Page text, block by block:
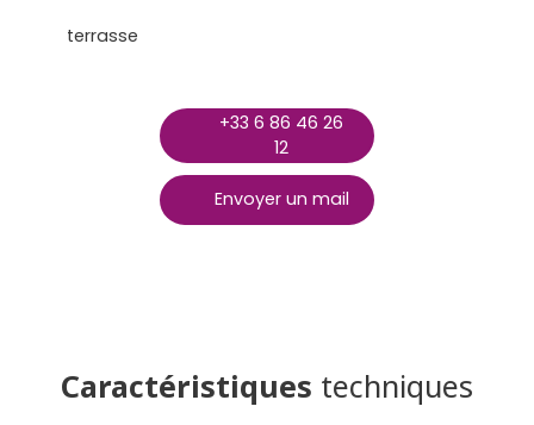
terrasse
+33 6 86 46 26
12
Envoyer un mail
Caractéristiques techniques